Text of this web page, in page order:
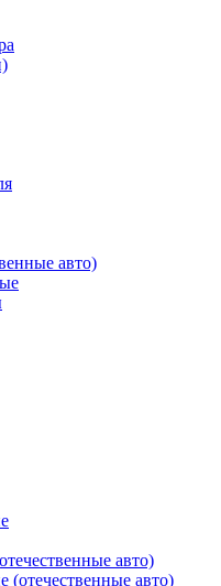
авто)
авто)
(отечественные авто)